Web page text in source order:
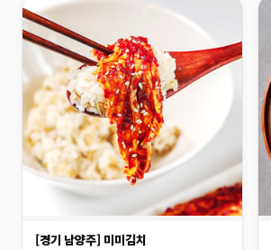
[경기 남양주] 미미김치